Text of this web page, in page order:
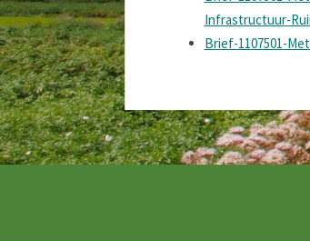
Infrastructuur-
Brief-1107501-